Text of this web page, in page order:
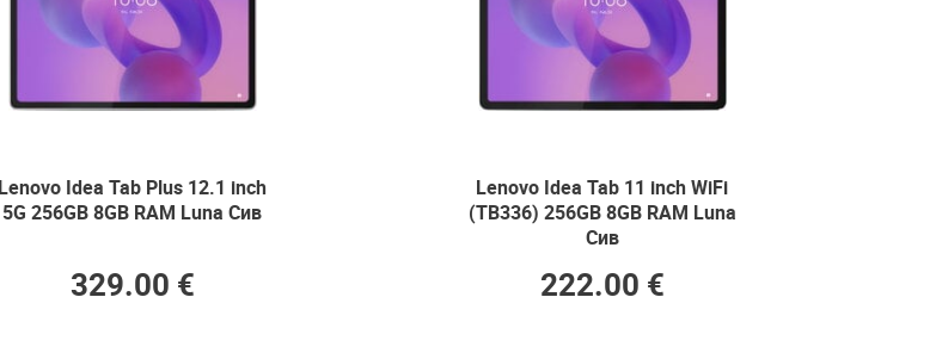
Lenovo Idea Tab Plus 12.1 inch
5G 256GB 8GB RAM Luna Сив
329.00 €
Lenovo Idea Tab 11 inch WiFi
(TB336) 256GB 8GB RAM Luna
Сив
222.00 €